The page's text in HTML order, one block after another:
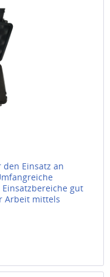
Einsatz an
gut
Arbeit mittels